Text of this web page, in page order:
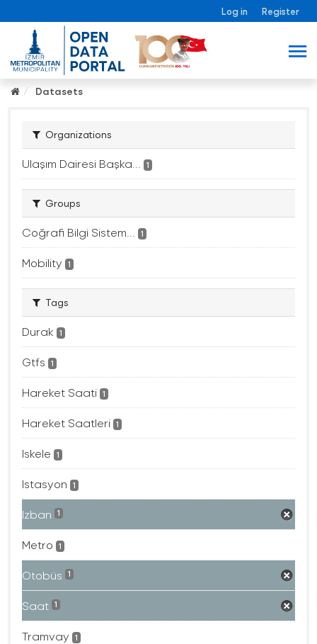
Log in Register
Datasets
Organizations
Ulaşım Dairesi Başka... 1
Groups
Coğrafi Bilgi Sistem... 1
Mobility 1
Tags
Durak 1
Gtfs 1
Hareket Saati 1
Hareket Saatleri 1
Iskele 1
Istasyon 1
Izban 1
Metro 1
Otobüs 1
Saat 1
Tramvay 1